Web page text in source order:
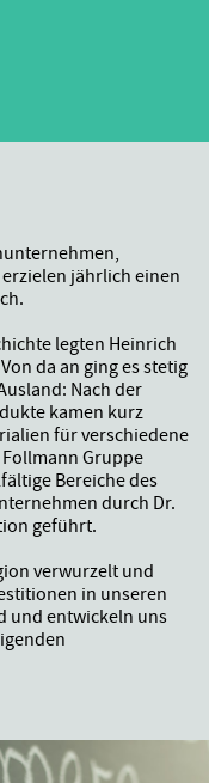
jährlich einen
legten Heinrich
da an ging es stetig
Nach der
kamen kurz
für verschiedene
Gruppe
Bereiche des
durch Dr.
geführt.
verwurzelt und
in unseren
und entwickeln uns